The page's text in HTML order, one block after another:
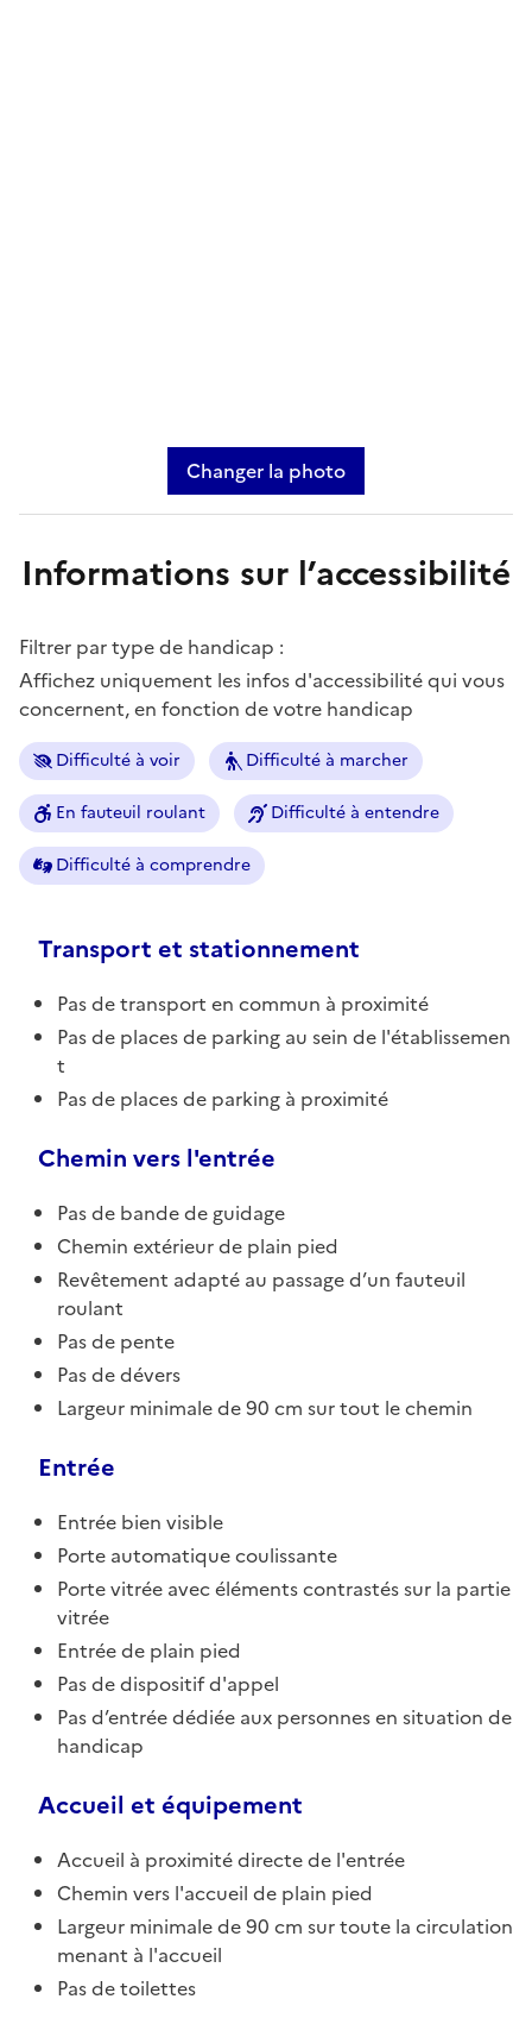
Changer la photo
Informations sur l’accessibilité
Filtrer par type de handicap :
Affichez uniquement les infos d'accessibilité qui vous
concernent, en fonction de votre handicap
Difficulté à voir Difficulté à marcher
En fauteuil roulant Difficulté à entendre
Difficulté à comprendre
Transport et stationnement
Pas de transport en commun à proximité
Pas de places de parking au sein de l'établissemen
t
Pas de places de parking à proximité
Chemin vers l'entrée
Pas de bande de guidage
Chemin extérieur de plain pied
Revêtement adapté au passage d’un fauteuil
roulant
Pas de pente
Pas de dévers
Largeur minimale de 90 cm sur tout le chemin
Entrée
Entrée bien visible
Porte automatique coulissante
Porte vitrée avec éléments contrastés sur la partie
vitrée
Entrée de plain pied
Pas de dispositif d'appel
Pas d’entrée dédiée aux personnes en situation de
handicap
Accueil et équipement
Accueil à proximité directe de l'entrée
Chemin vers l'accueil de plain pied
Largeur minimale de 90 cm sur toute la circulation
menant à l'accueil
Pas de toilettes